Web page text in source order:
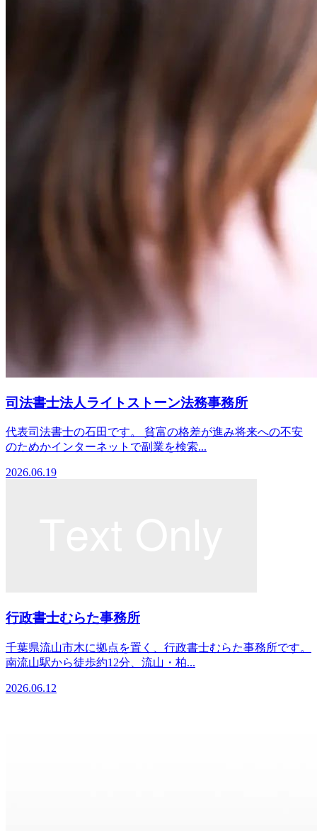
司法書士法人ライトストーン法務事務所
代表司法書士の石田です。 貧富の格差が進み将来への不安
のためかインターネットで副業を検索...
2026.06.19
行政書士むらた事務所
千葉県流山市木に拠点を置く、行政書士むらた事務所です。
南流山駅から徒歩約12分、流山・柏...
2026.06.12